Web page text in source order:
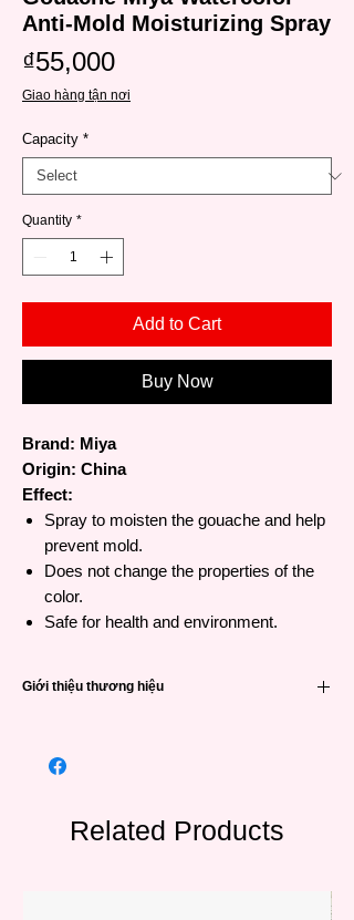
Anti-Mold Moisturizing Spray
₫55,000Price
Giao hàng tận nơi
Capacity *
Quantity *
Add to Cart
Buy Now
Brand: Miya
Origin: China
Effect:
Spray to moisten the gouache and help
prevent mold.
Does not change the properties of the
color.
Safe for health and environment.
Giới thiệu thương hiệu
Giang, Trung Quốc. Công ty chuyên sản
mỹ thuật như màu vẽ, giấy vẽ, bút chì, tẩy ,
Related Products